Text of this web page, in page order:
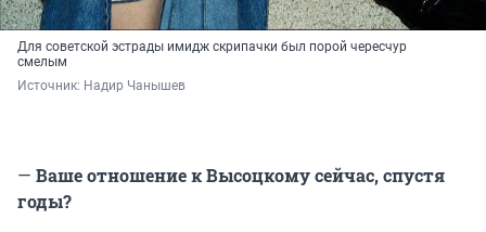
Для советской эстрады имидж скрипачки был порой чересчур
смелым
Источник: Надир Чанышев
— Ваше отношение к Высоцкому сейчас, спустя
годы?